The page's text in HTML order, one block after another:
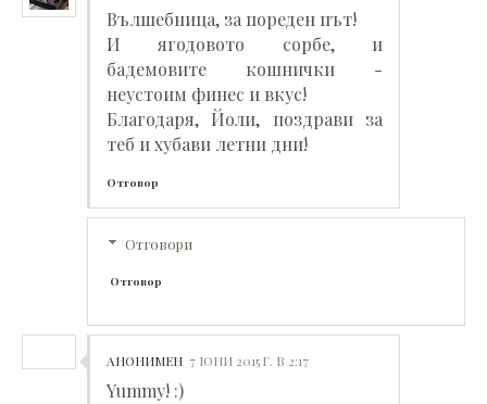
Вълшебница, за пореден път!
И ягодовото сорбе, и
бадемовите кошнички -
неустоим финес и вкус!
Благодаря, Йоли, поздрави за
теб и хубави летни дни!
Отговор
Отговори
Отговор
АНОНИМЕН 7 ЮНИ 2015 Г. В 2:17
Yummy! :)